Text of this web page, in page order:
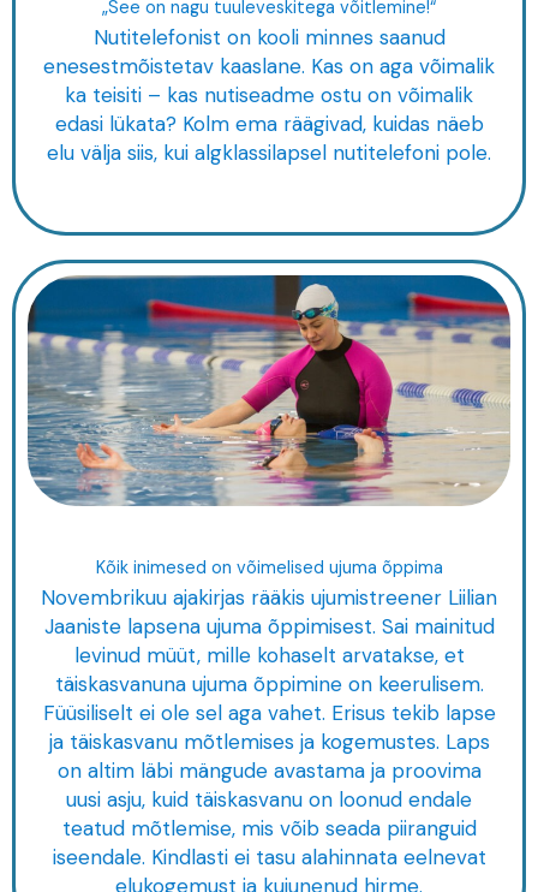
„See on nagu tuuleveskitega võitlemine!“
Nutitelefonist on kooli minnes saanud
enesestmõistetav kaaslane. Kas on aga võimalik
ka teisiti – kas nutiseadme ostu on võimalik
edasi lükata? Kolm ema räägivad, kuidas näeb
elu välja siis, kui algklassilapsel nutitelefoni pole.
Kõik inimesed on võimelised ujuma õppima
Novembrikuu ajakirjas rääkis ujumistreener Liilian
Jaaniste lapsena ujuma õppimisest. Sai mainitud
levinud müüt, mille kohaselt arvatakse, et
täiskasvanuna ujuma õppimine on keerulisem.
Füüsiliselt ei ole sel aga vahet. Erisus tekib lapse
ja täiskasvanu mõtlemises ja kogemustes. Laps
on altim läbi mängude avastama ja proovima
uusi asju, kuid täiskasvanu on loonud endale
teatud mõtlemise, mis võib seada piiranguid
iseendale. Kindlasti ei tasu alahinnata eelnevat
elukogemust ja kujunenud hirme.